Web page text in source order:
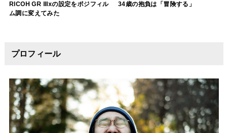
RICOH GR IIIxの設定をポジフィル
ム調に変えてみた
34歳の抱負は「冒険する」
プロフィール